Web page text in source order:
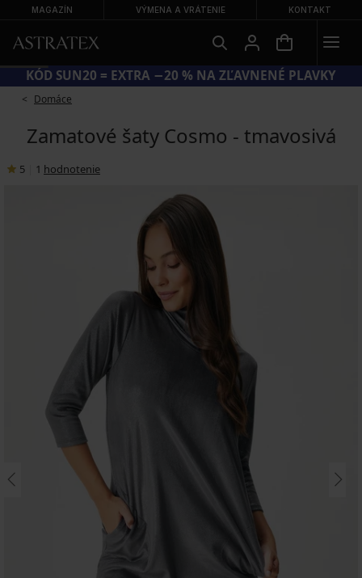
MAGAZÍN VÝMENA A VRÁTENIE KONTAKT
KÓD SUN20 = EXTRA −20 % NA ZĽAVNENÉ PLAVKY
Domáce
Zamatové šaty Cosmo - tmavosivá
5 1 hodnotenie